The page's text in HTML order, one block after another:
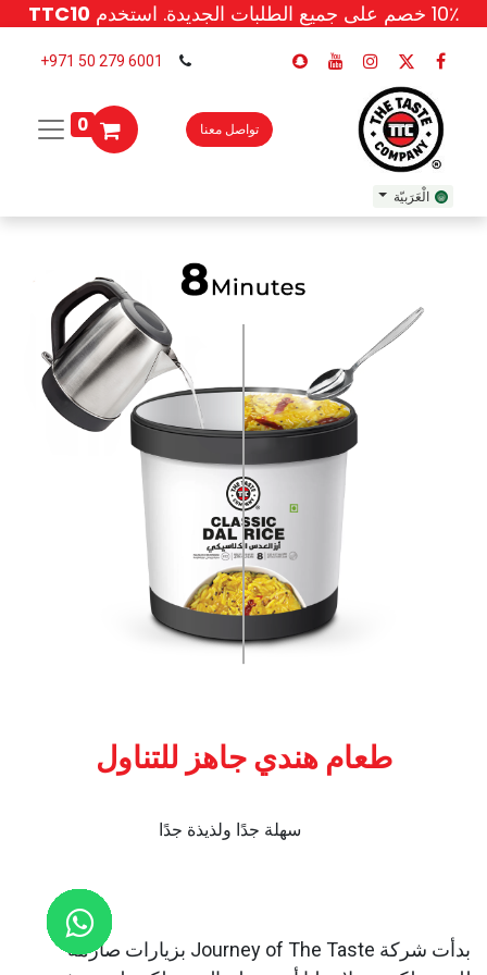
10٪ خصم على جميع الطلبات الجديدة. استخدمTTC10
تواصل معنا 0
الْعَرَبيّة
طعام هندي جاهز للتناول
سهلة جدًا ولذيذة جدًا
​بدأت شركة Journey of The Taste بزيارات صارمة